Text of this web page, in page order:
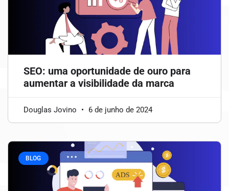
SEO: uma oportunidade de ouro para
aumentar a visibilidade da marca
Douglas Jovino 6 de junho de 2024
BLOG